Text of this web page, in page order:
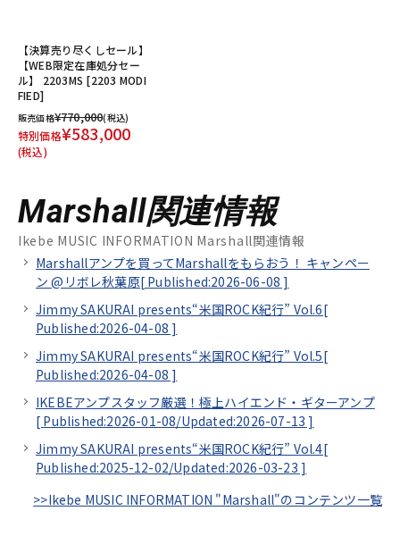
【決算売り尽くしセール】
【WEB限定在庫処分セー
ル】 2203MS [2203 MODI
FIED]
販売価格¥770,000(税込)
特別価格¥583,000
(税込)
Marshall関連情報
Ikebe MUSIC INFORMATION Marshall関連情報
Marshallアンプを買ってMarshallをもらおう！ キャンペー
ン @リボレ秋葉原[ Published:2026-06-08 ]
Jimmy SAKURAI presents“米国ROCK紀行” Vol.6[
Published:2026-04-08 ]
Jimmy SAKURAI presents“米国ROCK紀行” Vol.5[
Published:2026-04-08 ]
IKEBEアンプスタッフ厳選！極上ハイエンド・ギターアンプ
[ Published:2026-01-08/Updated:2026-07-13 ]
Jimmy SAKURAI presents“米国ROCK紀行” Vol.4[
Published:2025-12-02/Updated:2026-03-23 ]
>>Ikebe MUSIC INFORMATION "Marshall"のコンテンツ一覧